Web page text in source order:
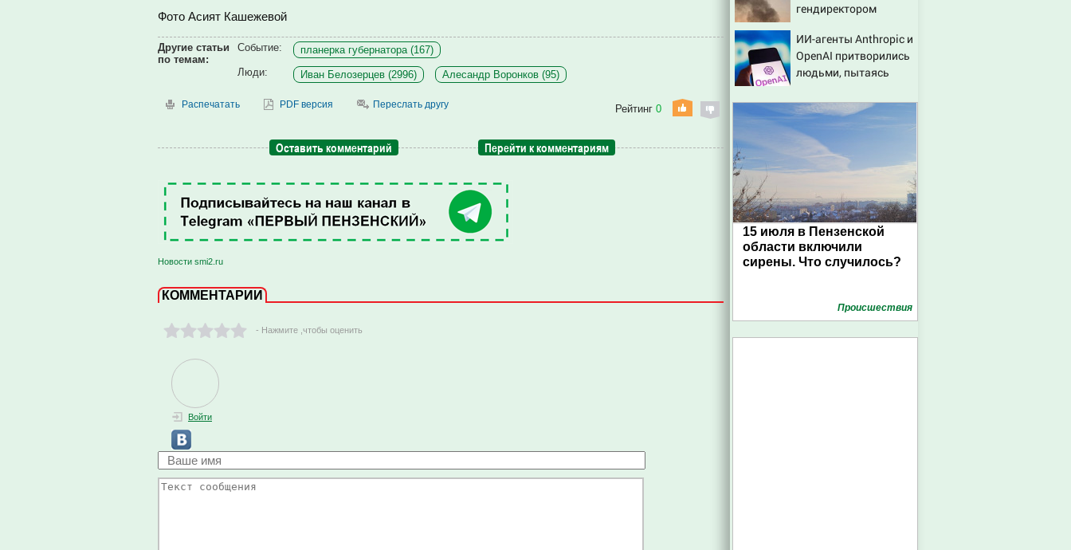
Фото Асият Кашежевой
Другие статьи
по темам:
Событие:
планерка губернатора (167)
Люди:
Иван Белозерцев (2996) Алесандр Воронков (95)
Распечатать PDF версия Переслать другу Рейтинг 0
Оставить комментарий Перейти к комментариям
Новости smi2.ru
КОММЕНТАРИИ
- Нажмите ,чтобы оценить
Войти
гендиректором
Урале
ИИ-агенты Anthropic и
OpenAI притворились
людьми, пытаясь
разработчиков
15 июля в Пензенской
области включили
сирены. Что случилось?
Проиcшествия